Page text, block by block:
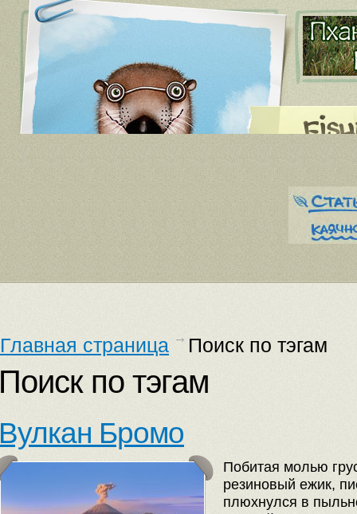
Главная страница Поиск по тэгам
по тэгам
Бромо
Побитая молью
резиновый ежик,
плюхнулся в